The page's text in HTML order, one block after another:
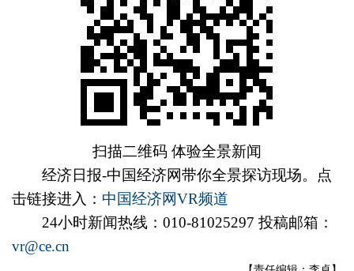
扫描二维码 体验全景新闻
经济日报-中国经济网带你全景探访现场。点
击链接进入： 中国经济网VR频道
24小时新闻热线：010-81025297 投稿邮箱：
vr@ce.cn